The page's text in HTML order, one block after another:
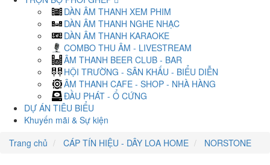
DÀN ÂM THANH XEM PHIM
DÀN ÂM THANH NGHE NHẠC
DÀN ÂM THANH KARAOKE
COMBO THU ÂM - LIVESTREAM
ÂM THANH BEER CLUB - BAR
HỘI TRƯỜNG - SÂN KHẤU - BIỂU DIỄN
ÂM THANH CAFE - SHOP - NHÀ HÀNG
ĐẦU PHÁT - Ổ CỨNG
DỰ ÁN TIÊU BIỂU
Khuyến mãi & Sự kiện
Trang chủ
CÁP TÍN HIỆU - DÂY LOA HOME NORSTONE